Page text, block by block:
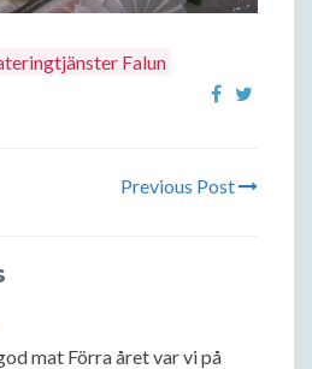
Falun
Previous Post
mat Förra året var vi på